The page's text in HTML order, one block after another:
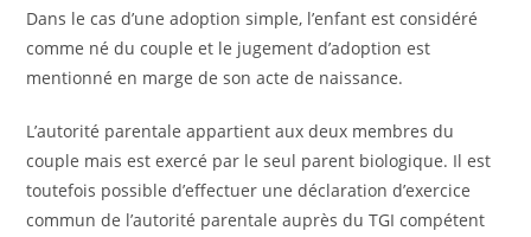
Dans le cas d’une adoption simple, l’enfant est considéré
comme né du couple et le jugement d’adoption est
mentionné en marge de son acte de naissance.
L’autorité parentale appartient aux deux membres du
couple mais est exercé par le seul parent biologique. Il est
toutefois possible d’effectuer une déclaration d’exercice
commun de l’autorité parentale auprès du TGI compétent